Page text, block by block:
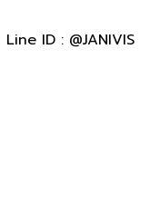
ID : @JANIVIS